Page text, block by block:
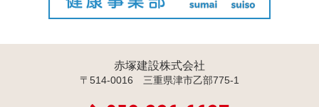
赤塚建設株式会社
〒514-0016 三重県津市乙部775-1